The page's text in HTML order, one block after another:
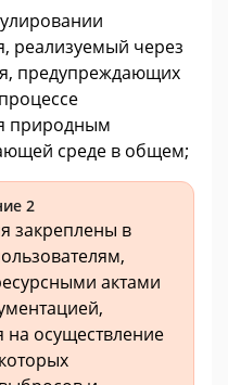
реализуемый через
предупреждающих
природным
среде в общем;
2
закреплены в
актами
осуществление